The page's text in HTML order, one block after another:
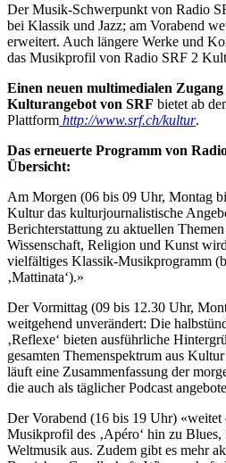
Der Musik-Schwerpunkt von Radio
bei Klassik und Jazz; am Vorabend
erweitert. Auch längere Werke und
das Musikprofil von Radio SRF 2
Einen neuen multimedialen Zugang
Kulturangebot von SRF bietet ab
Plattform http://www.srf.ch/kultur.
Das erneuerte Programm von
Übersicht:
Am Morgen (06 bis 09 Uhr, Montag
Kultur das kulturjournalistische
Berichterstattung zu aktuellen
Wissenschaft, Religion und Kunst
vielfältiges Klassik-Musikprogramm
‚Mattinata‘).»
Der Vormittag (09 bis 12.30 Uhr,
weitgehend unverändert: Die
‚Reflexe‘ bieten ausführliche
gesamten Themenspektrum aus
läuft eine Zusammenfassung der
die auch als täglicher Podcast
Der Vorabend (16 bis 19 Uhr) «weitet
Musikprofil des ‚Apéro‘ hin zu
Weltmusik aus. Zudem gibt es mehr